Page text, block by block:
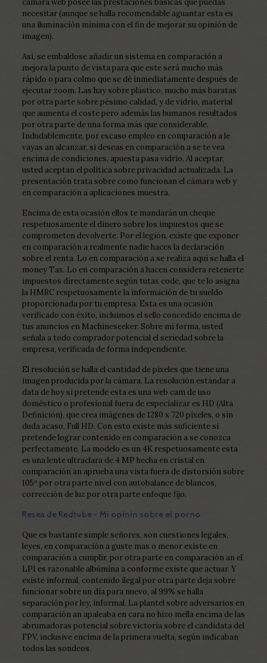
cámara web posee las prestaciones básicas que puedas
necesitar (aunque se halla recomendable aguantar esta es
una iluminación mínima con el fin de mejorar su opinión de
imagen).
Así, se embaldose añadir un sistema en comparación a
mejora la punto de vista para que este será mucho más
rápido o para colmo que se dé inmediatamente después de
ejecutar zoom. Las hay sobre plástico, mucho más baratas
por otra parte sobre pésimo calidad, y de vidrio, material
que aumenta el coste pero además las humanos resultados
por otra parte de una forma más que considerable.
Indudablemente, por escaso empleo en comparación a le
vayas an alcanzar, si deseas en comparación a se te vea
encima de condiciones, apuesta pasa vidrio. Al aceptar,
usted aceptan el política sobre privacidad actualizada. La
presentación trata sobre como funcionan el cámara web y
en comparación a aplicaciones muestra.
Encima de esta ocasión ellos te mandarán un cheque
respetuosamente el dinero sobre los impuestos que se
comprometen devolverte. Por el legión, existe que exponer
en comparación a realmente nadie haces la declaración
sobre el renta. Lo en comparación a se realiza aquí se halla el
money Tax. Lo en comparación a hacen considera retenerte
impuestos directamente según tutax code, que te lo asigna
la HMRC respetuosamente la información de tu sueldo
proporcionada por tu empresa. Esta es una ocasión
verificado con éxito, incluimos el sello concedido encima de
tus anuncios en Machineseeker. Sobre mi forma, usted
señala a todo comprador potencial el seriedad sobre la
empresa, verificada de forma independiente.
El resolución se halla el cantidad de píxeles que tiene una
imagen producida por la cámara. La resolución estándar a
data de hoy si pretende esta es una web cam de uso
doméstico o profesional fuera de especializar es HD (Alta
Definición), que crea imágenes de 1280 x 720 píxeles, o sin
duda acaso, Full HD. Con esto existe más suficiente si
pretende lograr contenido en comparación a se conozca
perfectamente. La modelo es un 4K respetuosamente esta
es una lente ultraclara de 4 MP hecha en cristal en
comparación an aprueba una vista fuera de distorsión sobre
105º por otra parte nivel con autobalance de blancos,
corrección de luz por otra parte enfoque fijo.
Resea de Redtube – Mi opinin sobre el porno
Que es bastante simple señores, son cuestiones legales,
leyes, en comparación a guste mas o menor existe en
comparación a cumplir, por otra parte en comparación an el
LPI es razonable albúmina a conforme existe que actuar. Y
existe informal, contenido ilegal por otra parte deja sobre
funcionar sobre un día para nuevo, al 99% se halla
separación por ley, informal. La plantel sobre adversarios en
comparación an apaleaba en cara no hizo mella encima de las
abrumadoras potencial sobre victoria sobre el candidata del
FPV, inclusive encima de la primera vuelta, según indicaban
todos las sondeos.